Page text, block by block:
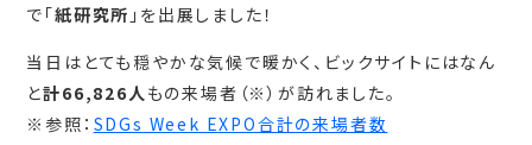
で「紙研究所 」を出展しました！
当日はとても穏やかな気候で暖かく、ビックサイトにはなん
と計66,826 人 もの来場者（※）が訪れました。
※参照： SDGs Week EXPO合計の来場者数